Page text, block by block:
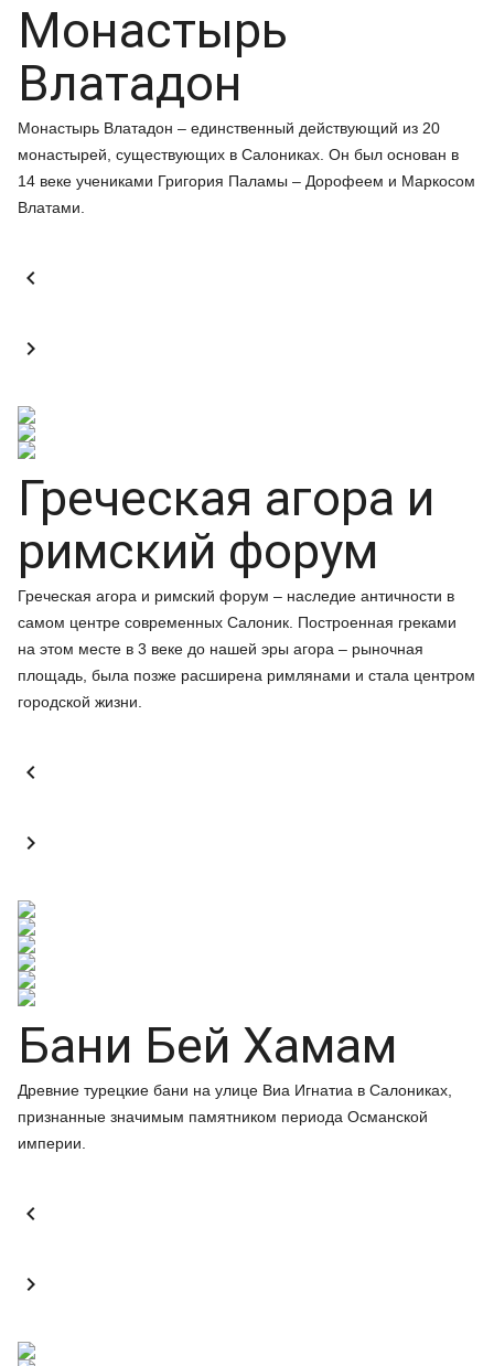
Монастырь
Влатадон
Монастырь Влатадон – единственный действующий из 20
монастырей, существующих в Салониках. Он был основан в
14 веке учениками Григория Паламы – Дорофеем и Маркосом
Влатами.


Греческая агора и
римский форум
Греческая агора и римский форум – наследие античности в
самом центре современных Салоник. Построенная греками
на этом месте в 3 веке до нашей эры агора – рыночная
площадь, была позже расширена римлянами и стала центром
городской жизни.


Бани Бей Хамам
Древние турецкие бани на улице Виа Игнатиа в Салониках,
признанные значимым памятником периода Османской
империи.

